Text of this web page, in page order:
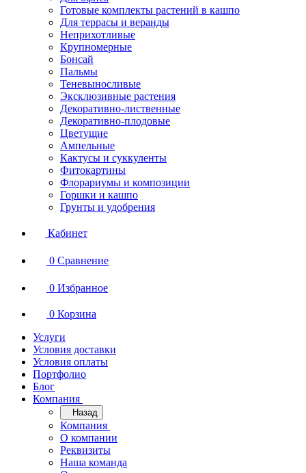
Готовые комплекты растений в кашпо
Для террасы и веранды
Неприхотливые
Крупномерные
Бонсай
Пальмы
Теневыносливые
Эксклюзивные растения
Декоративно-лиственные
Декоративно-плодовые
Цветущие
Ампельные
Кактусы и суккуленты
Фитокартины
Флорариумы и композиции
Горшки и кашпо
Грунты и удобрения
Кабинет
0 Сравнение
0 Избранное
0 Корзина
Услуги
Условия доставки
Условия оплаты
Портфолио
Блог
Компания
Назад
Компания
О компании
Реквизиты
Наша команда